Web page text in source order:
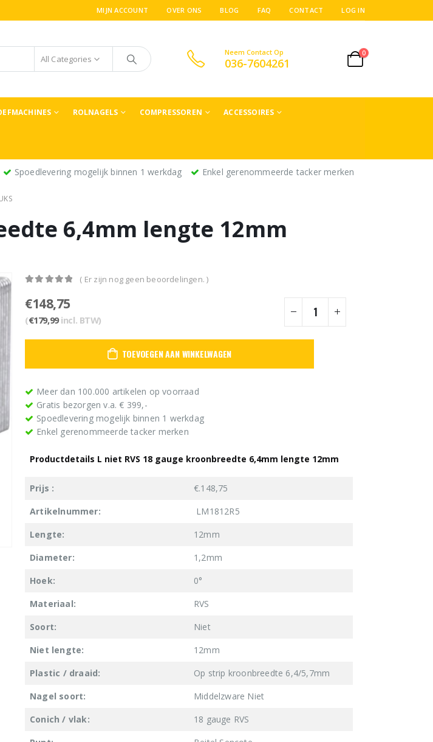
MIJN ACCOUNT OVER ONS BLOG FAQ CONTACT LOG IN
All Categories
Neem Contact Op
036-7604261
0
ROLNAGELS COMPRESSOREN ACCESSOIRES
Spoedlevering mogelijk binnen 1 werkdag Enkel gerenommeerde tacker merken
6,4mm lengte 12mm
( Er zijn nog geen beoordelingen. )
€148,75
(€179,99incl. BTW)
TOEVOEGEN AAN WINKELWAGEN
Meer dan 100.000 artikelen op voorraad
Gratis bezorgen v.a. € 399,-
Spoedlevering mogelijk binnen 1 werkdag
Enkel gerenommeerde tacker merken
Productdetails L niet RVS 18 gauge kroonbreedte 6,4mm lengte 12mm
Prijs :
€.148,75
Artikelnummer:
LM1812R5
Lengte:
12mm
Diameter:
1,2mm
Hoek:
0°
Materiaal:
RVS
Soort:
Niet
Niet lengte:
12mm
Plastic / draaid:
Op strip kroonbreedte 6,4/5,7mm
Nagel soort:
Middelzware Niet
Conich / vlak:
18 gauge RVS